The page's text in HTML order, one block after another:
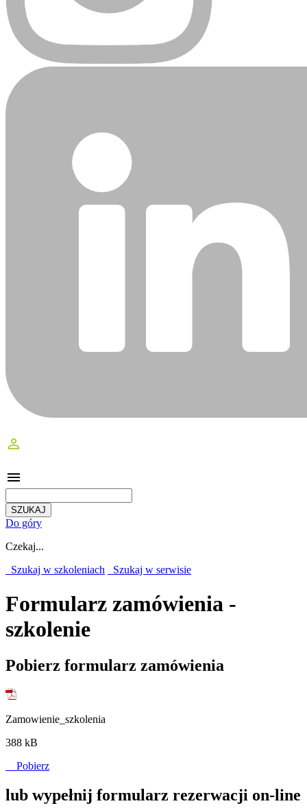
perm_identity
menu
Do góry
Czekaj...
Szukaj w szkoleniach
Szukaj w serwisie
Formularz zamówienia -
szkolenie
Pobierz formularz zamówienia
Zamowienie_szkolenia
388 kB
Pobierz
lub wypełnij formularz rezerwacji on-line